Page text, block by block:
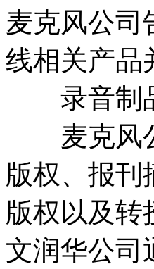
麦克风公司
线相关产品
录音制品
麦克风公
版权、报刊
版权以及转
文润华公司